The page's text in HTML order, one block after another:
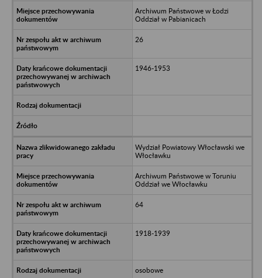
Archiwum Państwowe w Łodzi
Oddział w Pabianicach
26
1946-1953
Wydział Powiatowy Włocławski we
Włocławku
Archiwum Państwowe w Toruniu
Oddział we Włocławku
64
1918-1939
osobowe